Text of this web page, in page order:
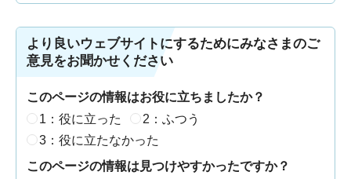
より良いウェブサイトにするためにみなさまのご
意見をお聞かせください
このページの情報はお役に立ちましたか？
1：役に立った
2：ふつう
3：役に立たなかった
このページの情報は見つけやすかったですか？